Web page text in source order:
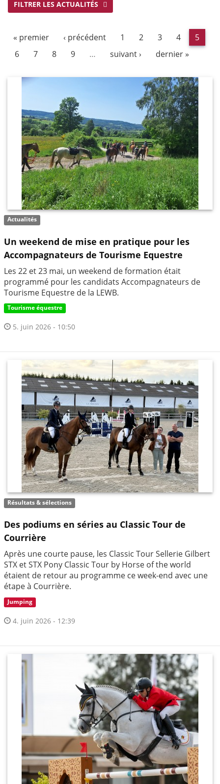
FILTRER LES ACTUALITÉS
« premier ‹ précédent 1 2 3 4
5
6
7 8 9 … suivant › dernier »
Actualités
Un weekend de mise en pratique pour les
Accompagnateurs de Tourisme Equestre
Les 22 et 23 mai, un weekend de formation était
programmé pour les candidats Accompagnateurs de
Tourisme Equestre de la LEWB.
Tourisme équestre
5. juin 2026 - 10:50
Résultats & sélections
Des podiums en séries au Classic Tour de
Courrière
Après une courte pause, les Classic Tour Sellerie Gilbert
STX et STX Pony Classic Tour by Horse of the world
étaient de retour au programme ce week-end avec une
étape à Courrière.
Jumping
4. juin 2026 - 12:39